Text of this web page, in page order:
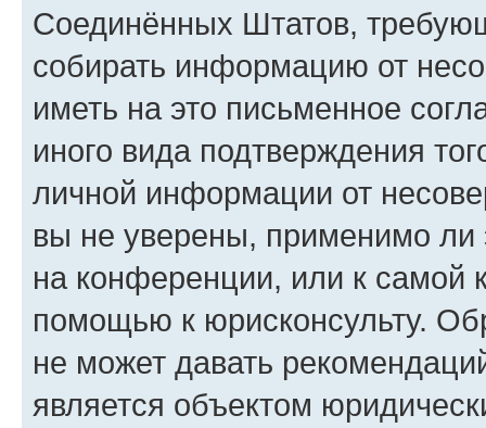
Соединённых Штатов,
собирать информацию от
иметь на это письменное
иного вида подтверждения
личной информации от
вы не уверены, применимо ли
на конференции, или к самой
помощью к юрисконсульту.
не может давать
является объектом